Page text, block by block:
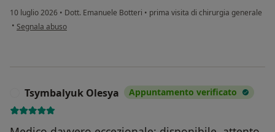
10 luglio 2026 • Dott. Emanuele Botteri • prima visita di chirurgia generale
• secondo l'opinione dell'utente Franco
Segnala abuso
Tsymbalyuk Olesya Appuntamento verificato